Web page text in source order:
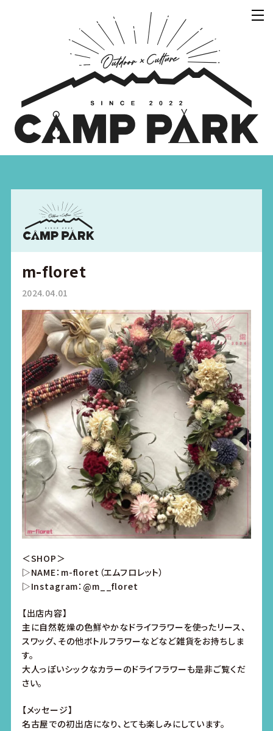
m-floret
2024.04.01
＜SHOP＞
▷NAME：m-floret（エムフロレット）
▷Instagram：@m__floret
【出店内容】
主に自然乾燥の色鮮やかなドライフラワーを使ったリース、
スワッグ、その他ボトルフラワーなどなど雑貨をお持ちしま
す。
大人っぽいシックなカラーのドライフラワーも是非ご覧くだ
さい。
【メッセージ】
名古屋での初出店になり、とても楽しみにしています。